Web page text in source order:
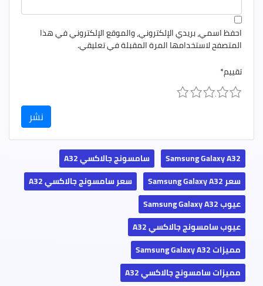
احفظ اسمي، بريدي الإلكتروني، والموقع الإلكتروني في هذا
المتصفح لاستخدامها المرة المقبلة في تعليقي.
تقييم*
5
4
3
2
Samsung Galaxy A32
سامسونج جالاكسي A32
سعر Samsung Galaxy A32
سعر سامسونج جالاكسي A32
عيوب Samsung Galaxy A32
عيوب سامسونج جالاكسي A32
مميزات Samsung Galaxy A32
مميزات سامسونج جالاكسي A32